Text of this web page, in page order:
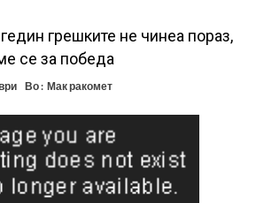
грешките не чинеа пораз,
се за победа
Во : Мак ракомет